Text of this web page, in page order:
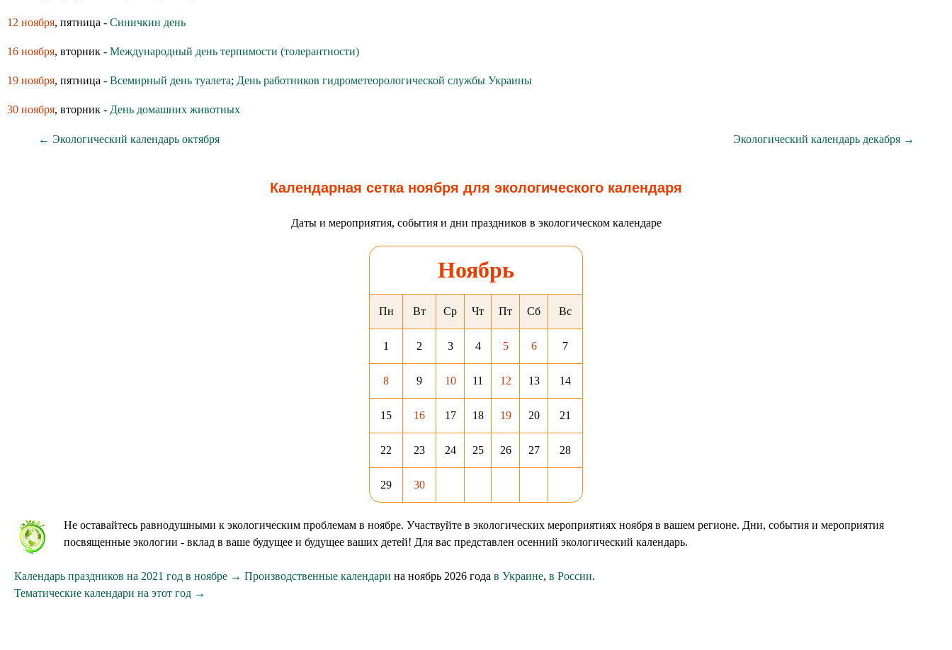
12 ноября, пятница - Синичкин день
16 ноября, вторник - Международный день терпимости (толерантности)
19 ноября, пятница - Всемирный день туалета; День работников гидрометеорологической службы Украины
30 ноября, вторник - День домашних животных
← Экологический календарь октября Экологический календарь декабря →
Календарная сетка ноября для экологического календаря
Даты и мероприятия, события и дни праздников в экологическом календаре
Ноябрь
Пн Вт Ср Чт Пт Сб Вс
1 2 3 4 5 6 7
8 9 10 11 12 13 14
15 16 17 18 19 20 21
22 23 24 25 26 27 28
29 30
Не оставайтесь равнодушными к экологическим проблемам в ноябре. Участвуйте в экологических мероприятиях ноября в вашем регионе. Дни, события и мероприятия
посвященные экологии - вклад в ваше будущее и будущее ваших детей! Для вас представлен осенний экологический календарь.
Календарь праздников на 2021 год в ноябре → Производственные календари на ноябрь 2026 года в Украине, в России.
Тематические календари на этот год →